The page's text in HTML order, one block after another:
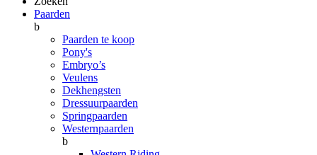
Paarden
b
Paarden te koop
Pony's
Embryo’s
Veulens
Dekhengsten
Dressuurpaarden
Springpaarden
Westernpaarden
b